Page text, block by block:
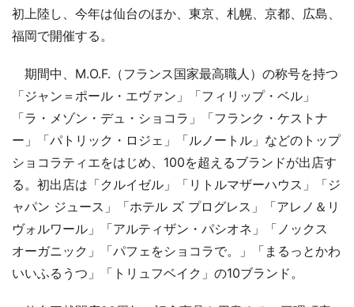
初上陸し、今年は仙台のほか、東京、札幌、京都、広島、
福岡で開催する。
期間中、M.O.F.（フランス国家最高職人）の称号を持つ
「ジャン＝ポール・エヴァン」「フィリップ・ベル」
「ラ・メゾン・デュ・ショコラ」「フランク・ケストナ
ー」「パトリック・ロジェ」「ルノートル」などのトップ
ショコラティエをはじめ、100を超えるブランドが出店す
る。初出店は「クルイゼル」「リトルマザーハウス」「ジ
ャパン ジュース」「ホテル ズ プログレス」「アレノ＆リ
ヴォルワール」「アルティザン・パシオネ」「ノックス
オーガニック」「パフェをショコラで。」「まるっとかわ
いいふるうつ」「トリュフベイク」の10ブランド。